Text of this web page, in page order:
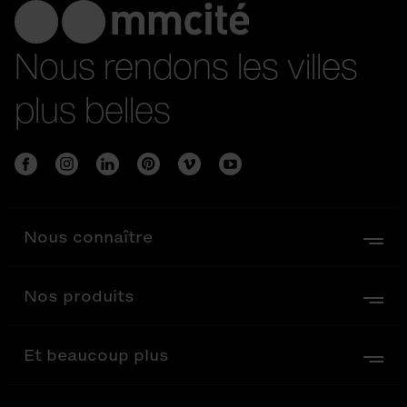
Nous rendons les villes
plus belles
Nous connaître
Nos produits
Et beaucoup plus